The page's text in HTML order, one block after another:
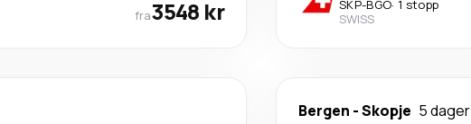
fra3548 kr
SKP-BGO· 1 stopp
SWISS
Bergen -Skopje 5 dager